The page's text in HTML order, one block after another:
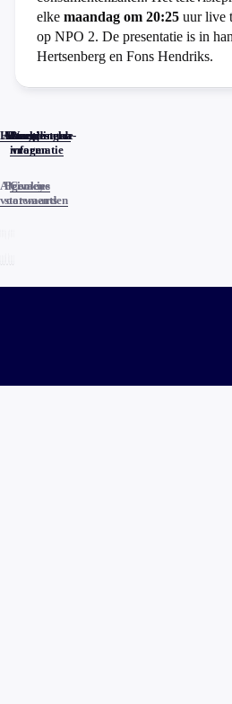
elke maandag om 20:25 uur live
op NPO 2. De presentatie is in
Hertsenberg en Fons Hendriks.
Home
Actueel
Uitzendingen
Reacties
Programma-
informatie
Veelgestelde
vragen
Algemene
voorwaarden
Privacy
statements
Cookies